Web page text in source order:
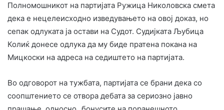
Полномошникот на партијата Ружица Николовска смета
дека е нецелеисходно изведувањето на овој доказ, но
сепак одлуката ја остави на Судот. Судијката Љубица
Колиќ донесе одлука да му биде пратена покана на
Мицкоски на адреса на седиштето на партијaта.
Во одговорот на тужбата, партијата се брани дека со
соопштението се отвора дебата за сериозно јавно